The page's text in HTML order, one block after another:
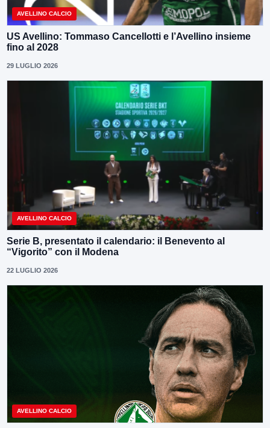
AVELLINO CALCIO
US Avellino: Tommaso Cancellotti e l’Avellino insieme
fino al 2028
29 LUGLIO 2026
AVELLINO CALCIO
Serie B, presentato il calendario: il Benevento al
“Vigorito” con il Modena
22 LUGLIO 2026
AVELLINO CALCIO